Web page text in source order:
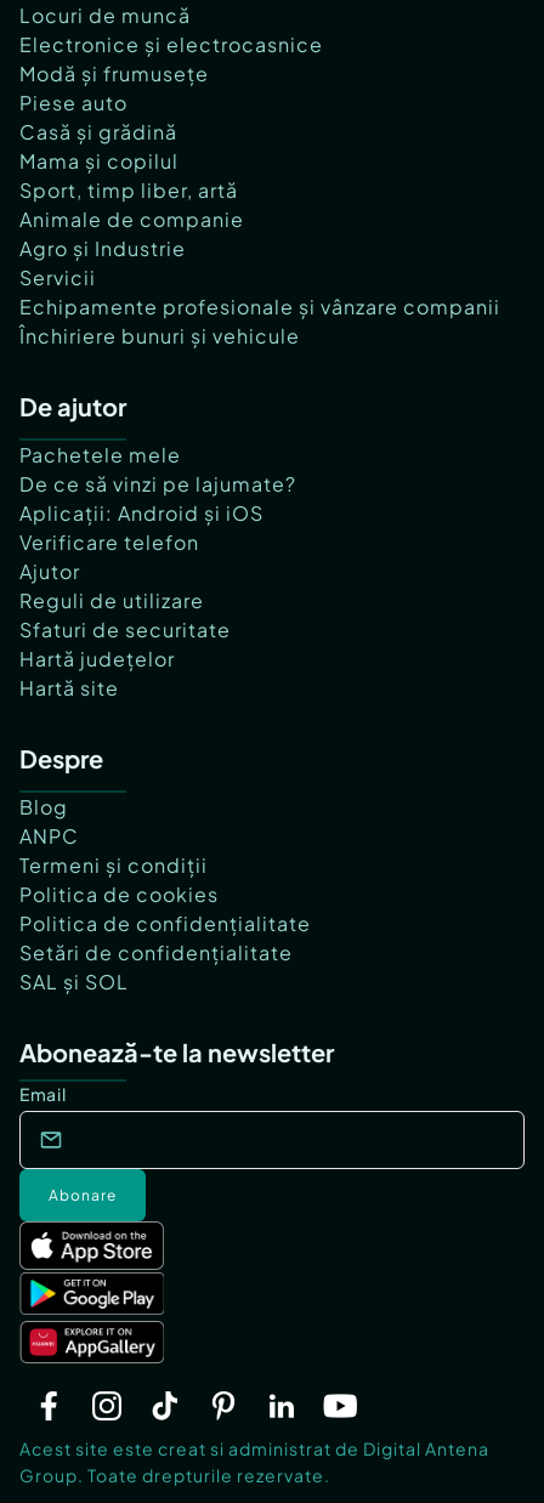
Locuri de muncă
Electronice și electrocasnice
Modă și frumusețe
Piese auto
Casă și grădină
Mama și copilul
Sport, timp liber, artă
Animale de companie
Agro și Industrie
Servicii
Echipamente profesionale și vânzare companii
Închiriere bunuri și vehicule
De ajutor
Pachetele mele
De ce să vinzi pe lajumate?
Aplicații: Android și iOS
Verificare telefon
Ajutor
Reguli de utilizare
Sfaturi de securitate
Hartă județelor
Hartă site
Despre
Blog
ANPC
Termeni și condiții
Politica de cookies
Politica de confidențialitate
Setări de confidențialitate
SAL și SOL
Abonează-te la newsletter
Email
Abonare
Acest site este creat si administrat de Digital Antena
Group. Toate drepturile rezervate.